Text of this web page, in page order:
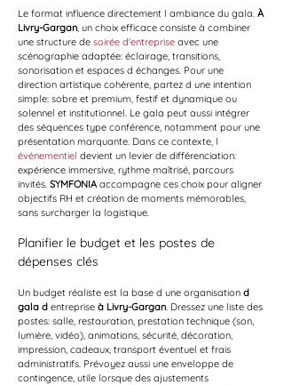
Le format influence directement l ambiance du gala. À
Livry-Gargan, un choix efficace consiste à combiner
une structure de soirée d'entreprise avec une
scénographie adaptée: éclairage, transitions,
sonorisation et espaces d échanges. Pour une
direction artistique cohérente, partez d une intention
simple: sobre et premium, festif et dynamique ou
solennel et institutionnel. Le gala peut aussi intégrer
des séquences type conférence, notamment pour une
présentation marquante. Dans ce contexte, l
événementiel devient un levier de différenciation:
expérience immersive, rythme maîtrisé, parcours
invités. SYMFONIA accompagne ces choix pour aligner
objectifs RH et création de moments mémorables,
sans surcharger la logistique.
Planifier le budget et les postes de
dépenses clés
Un budget réaliste est la base d une organisation d
gala d entreprise à Livry-Gargan. Dressez une liste des
postes: salle, restauration, prestation technique (son,
lumière, vidéo), animations, sécurité, décoration,
impression, cadeaux, transport éventuel et frais
administratifs. Prévoyez aussi une enveloppe de
contingence, utile lorsque des ajustements